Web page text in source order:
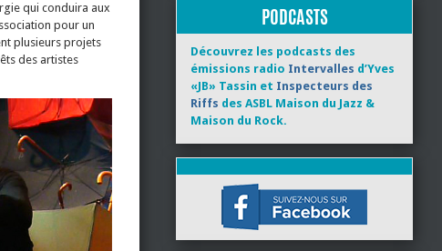
qui conduira aux
pour un
plusieurs projets
des artistes
PODCASTS
Découvrez les podcasts des
émissions radio Intervalles d’Yves
«JB» Tassin et Inspecteurs des
Riffs des ASBL Maison du Jazz &
Maison du Rock.